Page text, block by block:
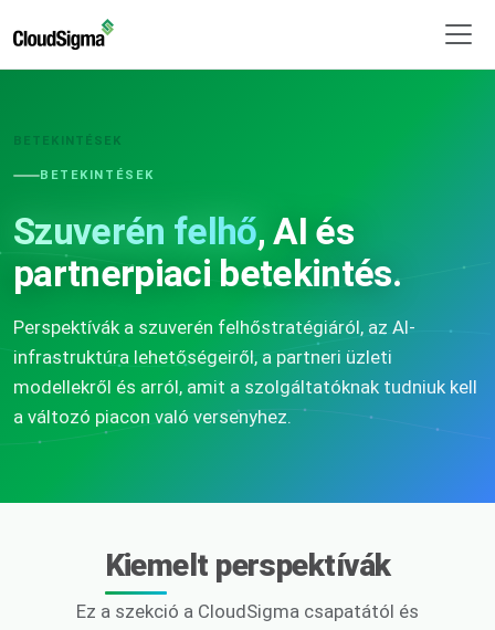
BETEKINTÉSEK
BETEKINTÉSEK
Szuverén felhő, AI és
partnerpiaci betekintés.
Perspektívák a szuverén felhőstratégiáról, az AI-
infrastruktúra lehetőségeiről, a partneri üzleti
modellekről és arról, amit a szolgáltatóknak tudniuk kell
a változó piacon való versenyhez.
Kiemelt perspektívák
Ez a szekció a CloudSigma csapatától és